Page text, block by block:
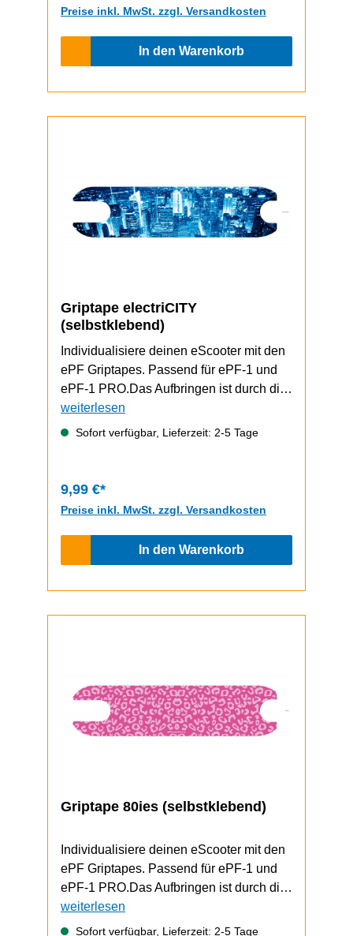
Preise inkl. MwSt. zzgl. Versandkosten
In den Warenkorb
Griptape electriCITY
(selbstklebend)
Individualisiere deinen eScooter mit den
ePF Griptapes. Passend für ePF-1 und
ePF-1 PRO.Das Aufbringen ist durch die
selbstklebende Unterseite schnell und
einfach durchzuführen.ePF-1 / ePF-1
weiterlesen
Sofort verfügbar, Lieferzeit: 2-5 Tage
9,99 €*
Preise inkl. MwSt. zzgl. Versandkosten
In den Warenkorb
Griptape 80ies (selbstklebend)
Individualisiere deinen eScooter mit den
ePF Griptapes. Passend für ePF-1 und
ePF-1 PRO.Das Aufbringen ist durch die
selbstklebende Unterseite schnell und
einfach durchzuführen.ePF-1 / ePF-1
weiterlesen
Sofort verfügbar, Lieferzeit: 2-5 Tage